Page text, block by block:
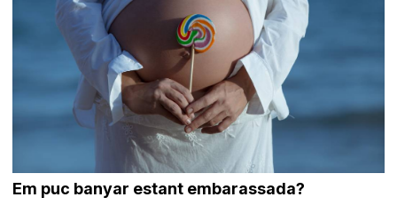
Em puc banyar estant embarassada?